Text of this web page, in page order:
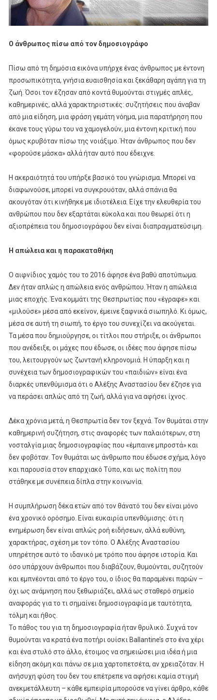
Ο άνθρωπος πίσω από τον δημοσιογράφο
Πίσω από τη δημόσια εικόνα υπήρχε ένας άνθρωπος με έντονη
προσωπικότητα, γνήσια ευαισθησία και ξεκάθαρη αγάπη για τη
ζωή. Όσοι τον έζησαν από κοντά θυμούνται στιγμές απλές,
καθημερινές, αλλά χαρακτηριστικές: συζητήσεις που άναβαν
από μια είδηση, μια φράση γεμάτη νόημα, μια παρατήρηση που
έκανε τους γύρω του να χαμογελούν, μια έντονη κριτική που
όμως κρυβόταν πίσω της νοιάξιμο. Ήταν άνθρωπος που δεν
«φορούσε μάσκα» αλλά ήταν αυτό που έδειχνε.
Η ακεραιότητά του υπήρξε βασικό του γνώρισμα. Μπορεί να
διαφωνούσε, μπορεί να συγκρουόταν, αλλά σπάνια θα
ακουγόταν ότι κινήθηκε με ιδιοτέλεια. Είχε την ελευθερία του
ανθρώπου που δεν εξαρτάται εύκολα και που θεωρεί ότι η
αξιοπρέπεια του δημοσιογράφου δεν είναι διαπραγματεύσιμη.
Η απώλεια και η παρακαταθήκη
Ο αιφνίδιος χαμός του το 2016 άφησε ένα βαθύ αποτύπωμα.
Δεν ήταν απλώς η απώλεια ενός ανθρώπου. Ήταν η απώλεια
μιας εποχής. Ένα κομμάτι της Θεσπρωτίας που «έγραφε» και
«μιλούσε» μέσα από εκείνον, έμεινε ξαφνικά σιωπηλό. Κι όμως,
μέσα σε αυτή τη σιωπή, το έργο του συνεχίζει να ακούγεται.
Τα μέσα που δημιούργησε, οι τίτλοι που στήριξε, οι άνθρωποι
που ανέδειξε, οι μάχες που έδωσε, οι ιδέες που άφησε πίσω
του, λειτουργούν ως ζωντανή κληρονομιά. Η ύπαρξη και η
συνέχεια των δημοσιογραφικών του «παιδιών» είναι ένα
διαρκές υπενθύμισμα ότι ο Αλέξης Αναστασίου δεν έζησε για
να περάσει απλώς από τη ζωή, αλλά για να αφήσει ίχνος.
Δέκα χρόνια μετά, η Θεσπρωτία δεν τον ξεχνά. Τον θυμάται στην
καθημερινή συζήτηση, στις αναφορές των παλαιότερων, στη
νοσταλγία μιας δημοσιογραφίας που «έμπαινε μπροστά» και
δεν φοβόταν. Τον θυμάται ως άνθρωπο που έδωσε σχήμα, λόγο
και παρουσία στον επαρχιακό Τύπο, και ως πολίτη που
στάθηκε με συνέπεια δίπλα στην κοινωνία.
Η συμπλήρωση δέκα ετών από τον θάνατό του δεν είναι μόνο
ένα χρονικό ορόσημο. Είναι ευκαιρία υπενθύμισης: ότι η
ενημέρωση δεν είναι απλώς ροή ειδήσεων, αλλά ευθύνη,
χαρακτήρας, σχέση με τον τόπο. Ο Αλέξης Αναστασίου
υπηρέτησε αυτό το ιδανικό με τρόπο που άφησε ιστορία. Και
όσο υπάρχουν άνθρωποι που διαβάζουν, θυμούνται, συζητούν
και εμπνέονται από το έργο του, ο ίδιος θα παραμένει παρών –
όχι ως ανάμνηση που ξεθωριάζει, αλλά ως σταθερό σημείο
αναφοράς για το τι σημαίνει δημοσιογραφία με ταυτότητα,
τόλμη και ήθος.
Το πάθος του για τη δημοσιογραφία ήταν θρυλικό. Συχνά τον
θυμούνται να κρατά ένα ποτήρι ουίσκι Ballantine’s στο ένα χέρι
και ένα στυλό στο άλλο, έτοιμος να σημειώσει μια ιδέα ή μια
είδηση ακόμη και πάνω σε μια χαρτοπετσέτα, αν χρειαζόταν. Η
ανήσυχη φύση του δεν του επέτρεπε να αφήσει καμία στιγμή
ανεκμετάλλευτη – κάθε εμπειρία μπορούσε να γίνει άρθρο, κάθε